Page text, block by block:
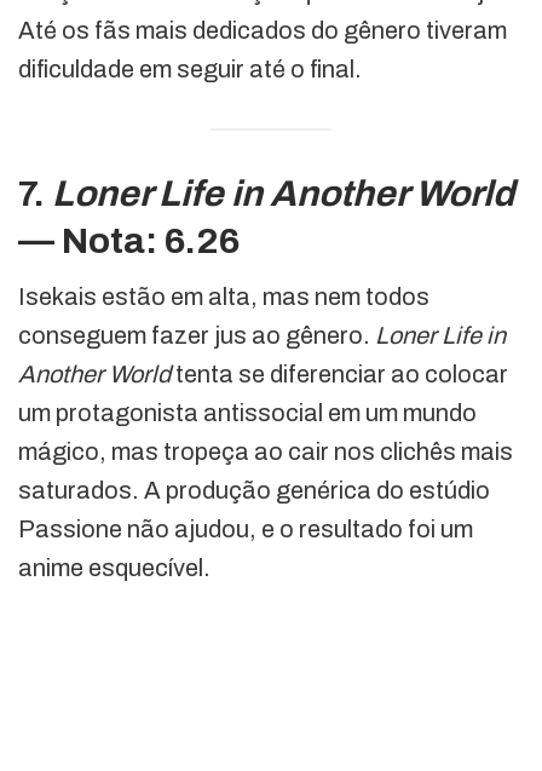
Até os fãs mais dedicados do gênero tiveram
dificuldade em seguir até o final.
7. Loner Life in Another World
— Nota: 6.26
Isekais estão em alta, mas nem todos
conseguem fazer jus ao gênero. Loner Life in
Another Worldtenta se diferenciar ao colocar
um protagonista antissocial em um mundo
mágico, mas tropeça ao cair nos clichês mais
saturados. A produção genérica do estúdio
Passione não ajudou, e o resultado foi um
anime esquecível.